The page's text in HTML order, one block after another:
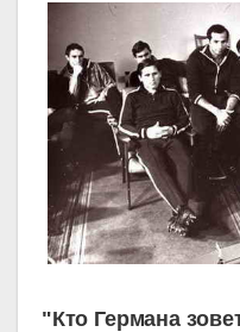
"Кто Германа